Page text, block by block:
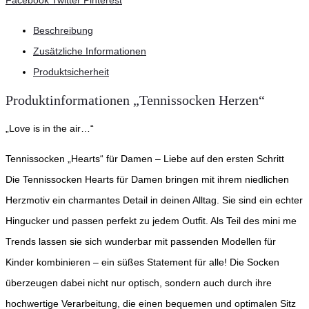
Beschreibung
Zusätzliche Informationen
Produktsicherheit
Produktinformationen „Tennissocken Herzen“
„Love is in the air…“
Tennissocken „Hearts“ für Damen – Liebe auf den ersten Schritt
Die Tennissocken Hearts für Damen bringen mit ihrem niedlichen
Herzmotiv ein charmantes Detail in deinen Alltag. Sie sind ein echter
Hingucker und passen perfekt zu jedem Outfit. Als Teil des mini me
Trends lassen sie sich wunderbar mit passenden Modellen für
Kinder kombinieren – ein süßes Statement für alle! Die Socken
überzeugen dabei nicht nur optisch, sondern auch durch ihre
hochwertige Verarbeitung, die einen bequemen und optimalen Sitz